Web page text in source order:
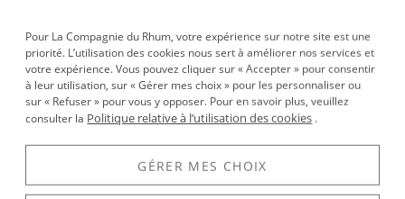
Médailles :Or 2023 Concours Général Agricole de Paris,
Or 2022 Concours Général Agricole de Paris, Argent
2020 Concours Général Agricole de Paris, Bronze 2019
Concours Général Agricole de Paris
DÉCOUVERTE
Pour La Compagnie du Rhum, votre expérience sur notre site est une
priorité. L’utilisation des cookies nous sert à améliorer nos services et
votre expérience. Vous pouvez cliquer sur « Accepter » pour consentir
à leur utilisation, sur « Gérer mes choix » pour les personnaliser ou
sur « Refuser » pour vous y opposer. Pour en savoir plus, veuillez
consulter la Politique relative à l’utilisation des cookies .
GÉRER MES CHOIX